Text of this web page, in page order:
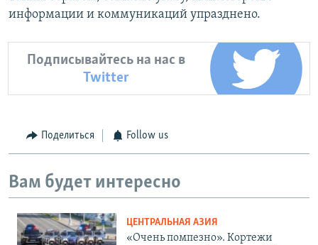
информации и коммуникаций упразднено.
Подписывайтесь на нас в
Twitter
Поделиться Follow us
Вам будет интересно
ЦЕНТРАЛЬНАЯ АЗИЯ
«Очень помпезно». Кортежи